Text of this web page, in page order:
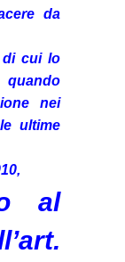
da
di cui lo
quando
nei
ultime
al